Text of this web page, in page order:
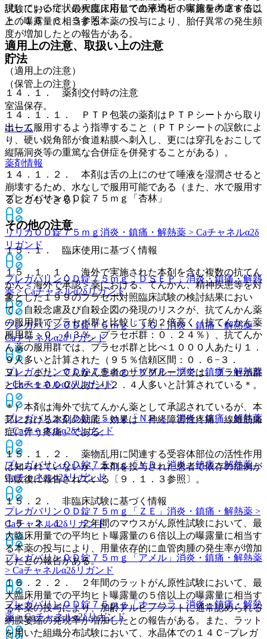
試験において、最大臨床用量での平均ヒト曝露量の２８倍以
上の曝露量に相当する本薬の投与により、胎仔異常の発生頻
度が増加したとの報告がある。
貯法
（保管上の注意）
室温保存。
ホーム
薬剤情報
プレガバリンＯＤ錠７５ｍｇ「杏林」
リリカＯＤ錠７５ｍｇ 消炎・鎮痛・解熱薬 > Caチャネルα2δ
リガンド
プレガバリンＯＤ錠７５ｍｇ「ＤＳＥＰ」 消炎・鎮痛・解熱
薬 > Caチャネルα2δリガンド
プレガバリンＯＤ錠７５ｍｇ「ＪＧ」 消炎・鎮痛・解熱薬 >
Caチャネルα2δリガンド
プレガバリンＯＤ錠７５ｍｇ「ＫＭＰ」消炎・鎮痛・解熱薬
> Caチャネルα2δリガンド
プレガバリンＯＤ錠７５ｍｇ「ＮＰＩ」消炎・鎮痛・解熱薬
> Caチャネルα2δリガンド
プレガバリンＯＤ錠７５ｍｇ「ＹＤ」消炎・鎮痛・解熱薬 >
Caチャネルα2δリガンド
プレガバリンＯＤ錠７５ｍｇ「ＺＥ」 消炎・鎮痛・解熱薬 >
Caチャネルα2δリガンド
プレガバリンＯＤ錠７５ｍｇ「アメル」 消炎・鎮痛・解熱薬
> Caチャネルα2δリガンド
プレガバリンＯＤ錠７５ｍｇ「オーハラ」 消炎・鎮痛・解熱
薬 > Caチャネルα2δリガンド
現している症状の程度に応じて血液透析の実施を考慮するこ
と〔１６．６．３参照〕。
適用上の注意、取扱い上の注意
（適用上の注意）
１４．１． 薬剤交付時の注意
１４．１．１． ＰＴＰ包装の薬剤はＰＴＰシートから取り
出して服用するよう指導すること（ＰＴＰシートの誤飲によ
り、硬い鋭角部が食道粘膜へ刺入し、更には穿孔をおこして
縦隔洞炎等の重篤な合併症を併発することがある）。
１４．１．２． 本剤は舌の上にのせて唾液を湿潤させると
崩壊するため、水なしで服用可能である（また、水で服用す
ることもできる）。
その他の注意
１５．１． 臨床使用に基づく情報
１５．１．１． 海外で実施された本剤を含む複数の抗てん
かん＜海外で承認＞薬における、てんかん、精神疾患等を対
象とした１９９のプラセボ対照臨床試験の検討結果におい
て、自殺念慮及び自殺企図の発現のリスクが、抗てんかん薬
の服用群でプラセボ群と比較して約２倍高く（抗てんかん薬
服用群：０．４３％、プラセボ群：０．２４％）、抗てんか
ん薬の服用群では、プラセボ群と比べ１０００人あたり１．
９人多いと計算された（９５％信頼区間：０．６−３．
９）。また、てんかん患者のサブグループでは、プラセボ群
と比べ１０００人あたり２．４人多いと計算されている＊。
＊）本剤は海外で抗てんかん薬として承認されているが、本
邦における本剤の効能・効果は「神経障害性疼痛、線維筋痛
症に伴う疼痛」である。
１５．１．２． 薬物乱用に関連する受容体部位の活性作用
は知られていないが、本剤を投与された患者で依存の症例が
市販後に報告されている〔９．１．３参照〕。
１５．２． 非臨床試験に基づく情報
１５．２．１． ２年間のマウスがん原性試験において、最
大臨床用量での平均ヒト曝露量の６倍以上の曝露量に相当す
る本薬の投与により、用量依存的に血管肉腫の発生率が増加
したとの報告がある。
１５．２．２． ２年間のラットがん原性試験において、最
大臨床用量での平均ヒト曝露量の５倍以上の曝露量に相当す
る本薬の投与により、加齢アルビノラットに通常認められる
網膜萎縮の発現率が増加したとの報告がある。また、ラット
を用いた組織分布試験において、水晶体での１４Ｃ−プレガ